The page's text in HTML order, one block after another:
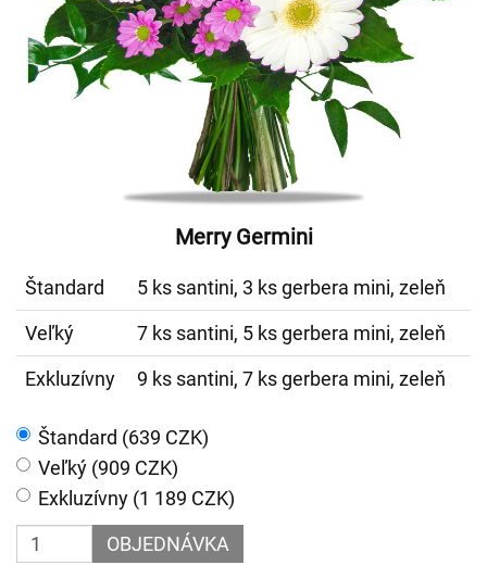
Merry Germini
Štandard
5 ks santini, 3 ks gerbera mini, zeleň
Veľký
7 ks santini, 5 ks gerbera mini, zeleň
Exkluzívny
9 ks santini, 7 ks gerbera mini, zeleň
Štandard (639 CZK)
Veľký (909 CZK)
Exkluzívny (1 189 CZK)
OBJEDNÁVKA